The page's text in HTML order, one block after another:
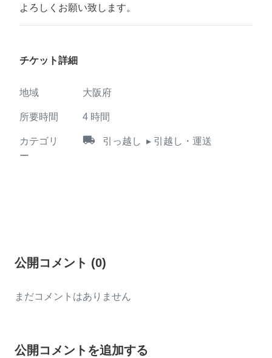
よろしくお願い致します。
チケット詳細
地域 大阪府
所要時間 4 時間
カテゴリ
ー
local_shipping 引っ越し ▸ 引越し・運送
公開コメント (0)
まだコメントはありません
公開コメントを追加する